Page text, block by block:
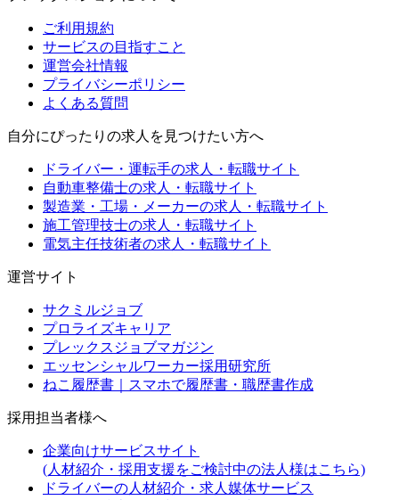
ご利用規約
サービスの目指すこと
運営会社情報
プライバシーポリシー
よくある質問
自分にぴったりの求人を見つけたい方へ
ドライバー・運転手の求人・転職サイト
自動車整備士の求人・転職サイト
製造業・工場・メーカーの求人・転職サイト
施工管理技士の求人・転職サイト
電気主任技術者の求人・転職サイト
運営サイト
サクミルジョブ
プロライズキャリア
プレックスジョブマガジン
エッセンシャルワーカー採用研究所
ねこ履歴書｜スマホで履歴書・職歴書作成
採用担当者様へ
企業向けサービスサイト
(人材紹介・採用支援をご検討中の法人様はこちら)
ドライバーの人材紹介・求人媒体サービス